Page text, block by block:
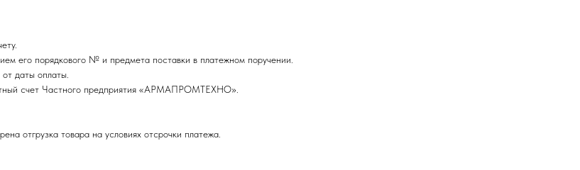
его порядкового № и предмета поставки в платежном поручении.
даты оплаты.
счет Частного предприятия «АРМАПРОМТЕХНО».
отгрузка товара на условиях отсрочки платежа.